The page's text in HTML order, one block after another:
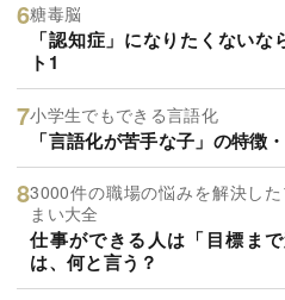
糖毒脳
「認知症」になりたくない
ト1
小学生でもできる言語化
「言語化が苦手な子」の特徴
3000件の職場の悩みを解決し
まい大全
仕事ができる人は「目標ま
は、何と言う？